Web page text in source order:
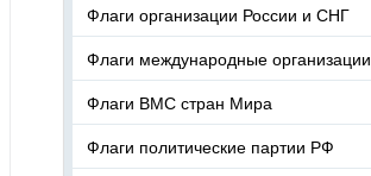
Флаги организации России и СНГ
Флаги международные организации
Флаги ВМС стран Мира
Флаги политические партии РФ